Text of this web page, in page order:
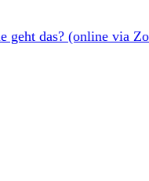
geht das? (online via